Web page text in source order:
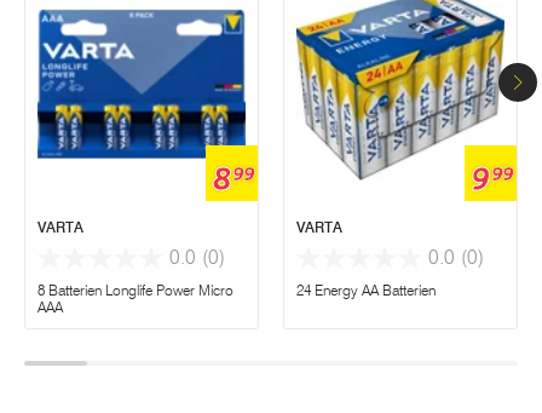
899
VARTA
0.0 (0)
8 Batterien Longlife Power Micro
AAA
999
VARTA
0.0 (0)
24 Energy AA Batterien